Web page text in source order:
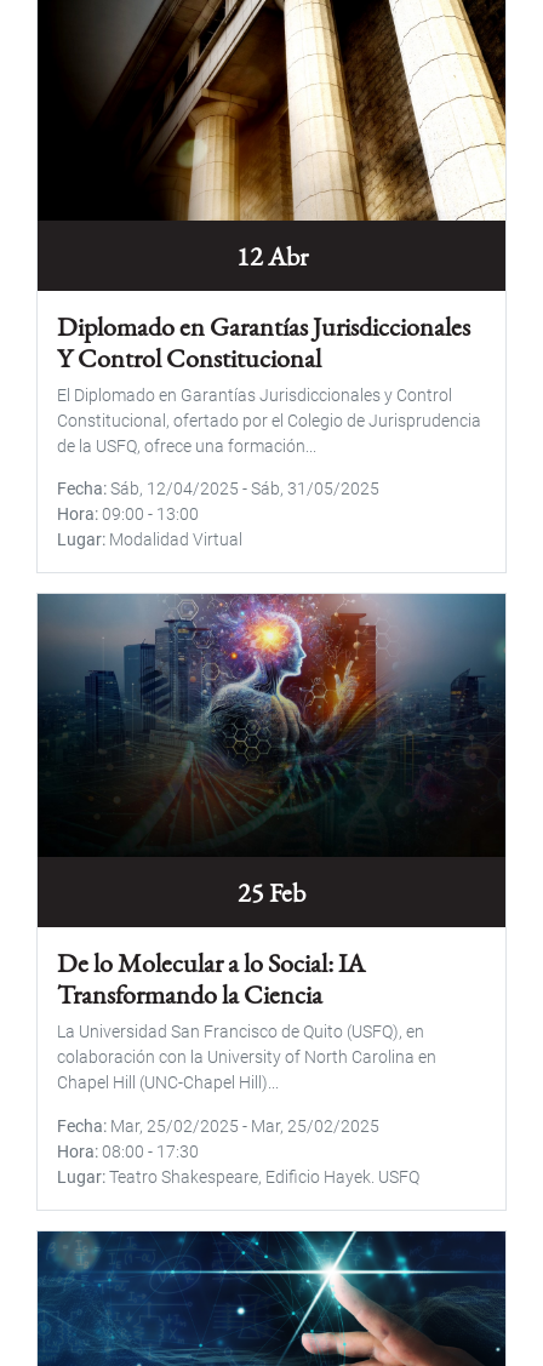
12 Abr
Diplomado en Garantías Jurisdiccionales
Y Control Constitucional
El Diplomado en Garantías Jurisdiccionales y Control
Constitucional, ofertado por el Colegio de Jurisprudencia
de la USFQ, ofrece una formación...
Fecha Sáb, 12/04/2025 -Sáb, 31/05/2025
Hora 09:00 - 13:00
Lugar Modalidad Virtual
25 Feb
De lo Molecular a lo Social: IA
Transformando la Ciencia
La Universidad San Francisco de Quito (USFQ), en
colaboración con la University of North Carolina en
Chapel Hill (UNC-Chapel Hill)...
Fecha Mar, 25/02/2025 - Mar, 25/02/2025
Hora 08:00 - 17:30
Lugar Teatro Shakespeare, Edificio Hayek. USFQ